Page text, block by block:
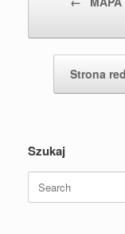
Strona
Szukaj
for: